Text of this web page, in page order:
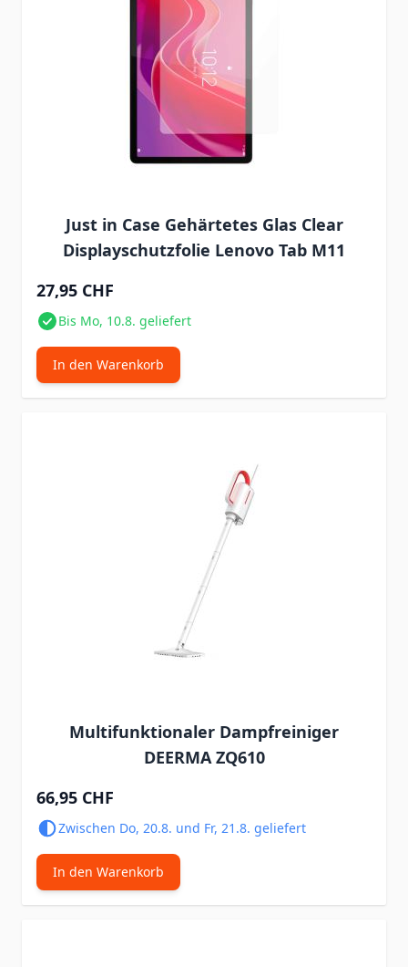
Just in Case Gehärtetes Glas Clear
Displayschutzfolie Lenovo Tab M11
27,95 CHF
Bis Mo, 10.8. geliefert
In den Warenkorb
Multifunktionaler Dampfreiniger
DEERMA ZQ610
66,95 CHF
Zwischen Do, 20.8. und Fr, 21.8. geliefert
In den Warenkorb